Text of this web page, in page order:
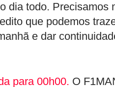
dia todo. Precisamos
que podemos
e dar
para 00h00. O